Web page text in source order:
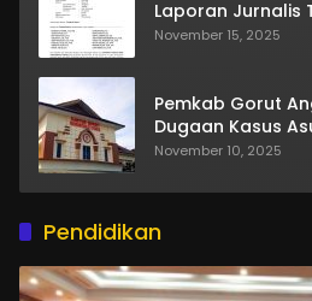
Laporan Jurnalis
November 15, 2025
Pemkab Gorut
Dugaan Kasus
November 10, 2025
Pendidikan